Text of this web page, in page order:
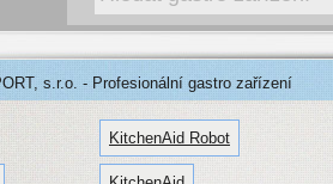
s.r.o. - Profesionální gastro zařízení
KitchenAid Robot